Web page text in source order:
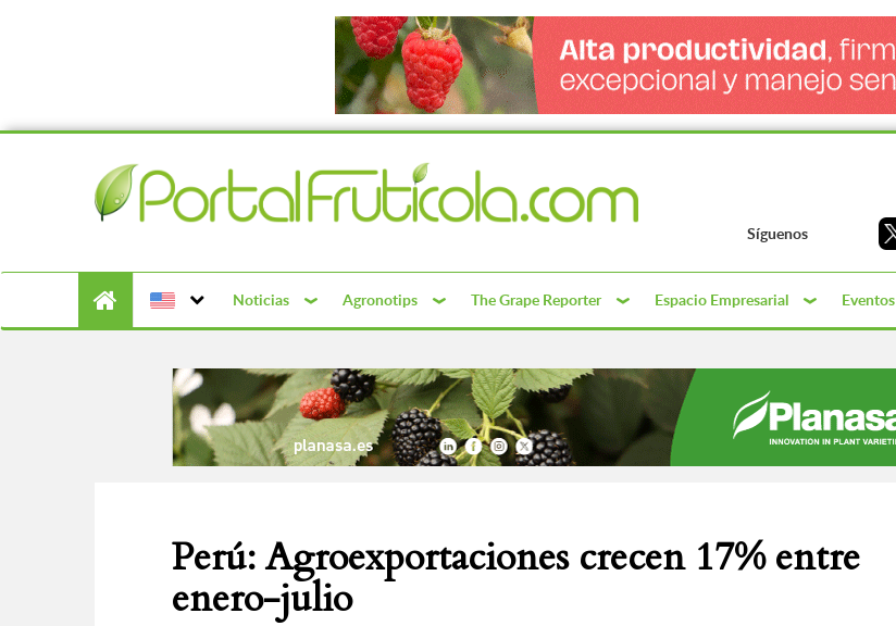
Síguenos
Noticias Agronotips The Grape Reporter Espacio Empresarial Eventos
Perú: Agroexportaciones crecen 17% entre
enero-julio